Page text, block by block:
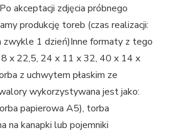
akceptacji zdjęcia próbnego
produkcję toreb (czas realizacji:
1 dzień)Inne formaty z tego
x 22,5, 24 x 11 x 32, 40 x 14 x
z uchwytem płaskim ze
wykorzystywana jest jako:
papierowa A5), torba
na kanapki lub pojemniki